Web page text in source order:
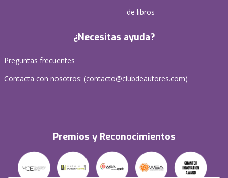
de libros
¿Necesitas ayuda?
Preguntas frecuentes
Contacta con nosotros: (contacto@clubdeautores.com)
Premios y Reconocimientos